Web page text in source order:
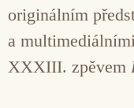
originálním
a
XXXIII. zpěvem